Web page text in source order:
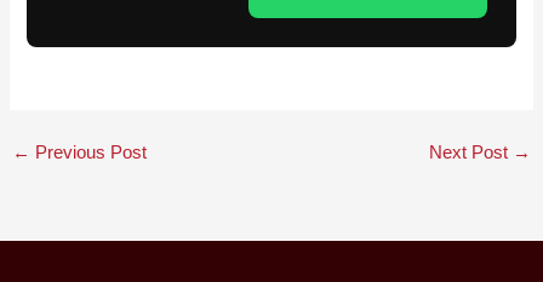
← Previous Post Next Post →